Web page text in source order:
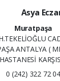
Asya
Muratpaşa
ANTALYA (
HASTANESİ
0 (242) 322 72 04